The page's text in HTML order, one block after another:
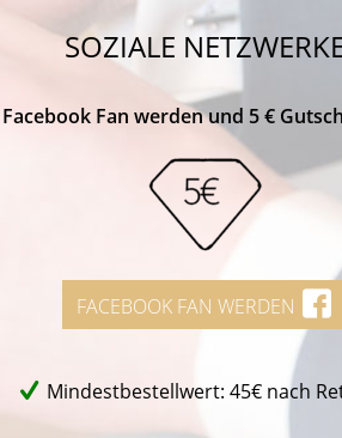
SOZIALE
Facebook Fan werden und 5 €
FACEBOOK FAN WERDEN
Mindestbestellwert: 45€ nach